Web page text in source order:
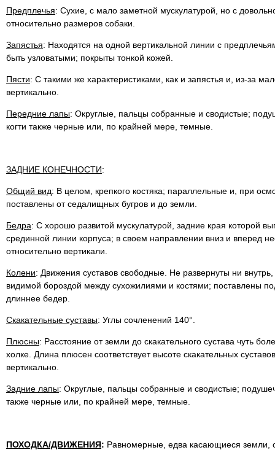
Предплечья: Сухие, с мало заметной мускулатурой, но с
относительно размеров собаки.
Запястья: Находятся на одной вертикальной линии с
быть узловатыми; покрыты тонкой кожей.
Пясти: С такими же характеристиками, как и запястья и, из-за
вертикально.
Передние лапы: Округлые, пальцы собранные и сводистые;
когти также черные или, по крайней мере, темные.
ЗАДНИЕ КОНЕЧНОСТИ:
Общий вид: В целом, крепкого костяка; параллельные и, при
поставлены от седалищных бугров и до земли.
Бедра: С хорошо развитой мускулатурой, задние края которой
срединной линии корпуса; в своем направлении вниз и вперед
относительно вертикали.
Колени: Движения суставов свободные. Не развернуты ни
видимой бороздой между сухожилиями и костями; поставлены
длиннее бедер.
Скакательные суставы: Углы сочленений 140°.
Плюсны: Расстояние от земли до скакательного сустава чуть
холке. Длина плюсен соответствует высоте скакательных
вертикально.
Задние лапы: Округлые, пальцы собранные и сводистые;
также черные или, по крайней мере, темные.
ПОХОДКА/ДВИЖЕНИЯ: Равномерные, едва касающиеся земли,